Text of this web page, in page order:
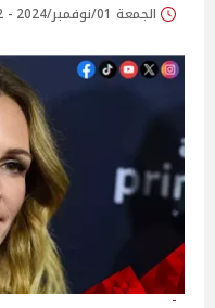
الجمعة 01/نوفمبر/2024 - 01:12 م